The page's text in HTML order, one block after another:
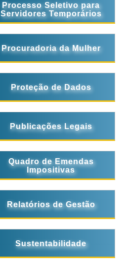
Processo Seletivo para
Servidores Temporários
Procuradoria da Mulher
Proteção de Dados
Publicações Legais
Quadro de Emendas
Impositivas
Relatórios de Gestão
Sustentabilidade